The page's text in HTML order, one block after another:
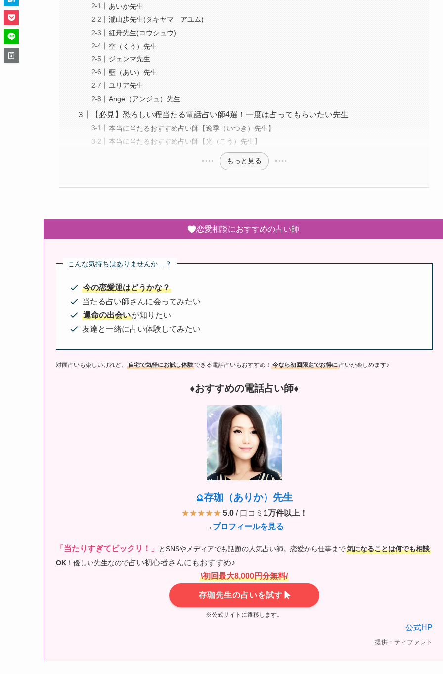
あいか先生
瀧山歩先生(タキヤマ アユム)
紅舟先生(コウシュウ)
空（くう）先生
ジェンマ先生
藍（あい）先生
ユリア先生
Ange（アンジュ）先生
【必見】恐ろしい程当たる電話占い師4選！一度は占ってもらいたい先生
本当に当たるおすすめ占い師【逸季（いつき）先生】
本当に当たるおすすめ占い師【光（こう）先生】
もっと見る
恋愛相談におすすめの占い師
こんな気持ちはありませんか…？
今の恋愛運はどうかな？
当たる占い師さんに会ってみたい
運命の出会いが知りたい
友達と一緒に占い体験してみたい
対面占いも楽しいけれど、 自宅で気軽にお試し体験できる電話占いもおすすめ！ 今なら初回限定でお得に 占いが楽しめます♪
♦︎おすすめの電話占い師♦︎
🔮存珈（ありか）先生
★★★★★ 5.0/ 口コミ 1万件以上！
→ プロフィールを見る
「当たりすぎてビックリ！」 とSNSやメディアでも話題の人気占い師。恋愛から仕事まで気になることは何でも相談
OK ！優しい先生なので占い初心者さんにもおすすめ♪
\初回最大8,000円分無料/
存珈先生の占いを試す
※公式サイトに遷移します。
公式HP
提供：ティファレト